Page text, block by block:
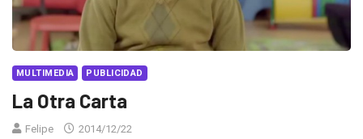
MULTIMEDIA PUBLICIDAD
La Otra Carta
Felipe 2014/12/22